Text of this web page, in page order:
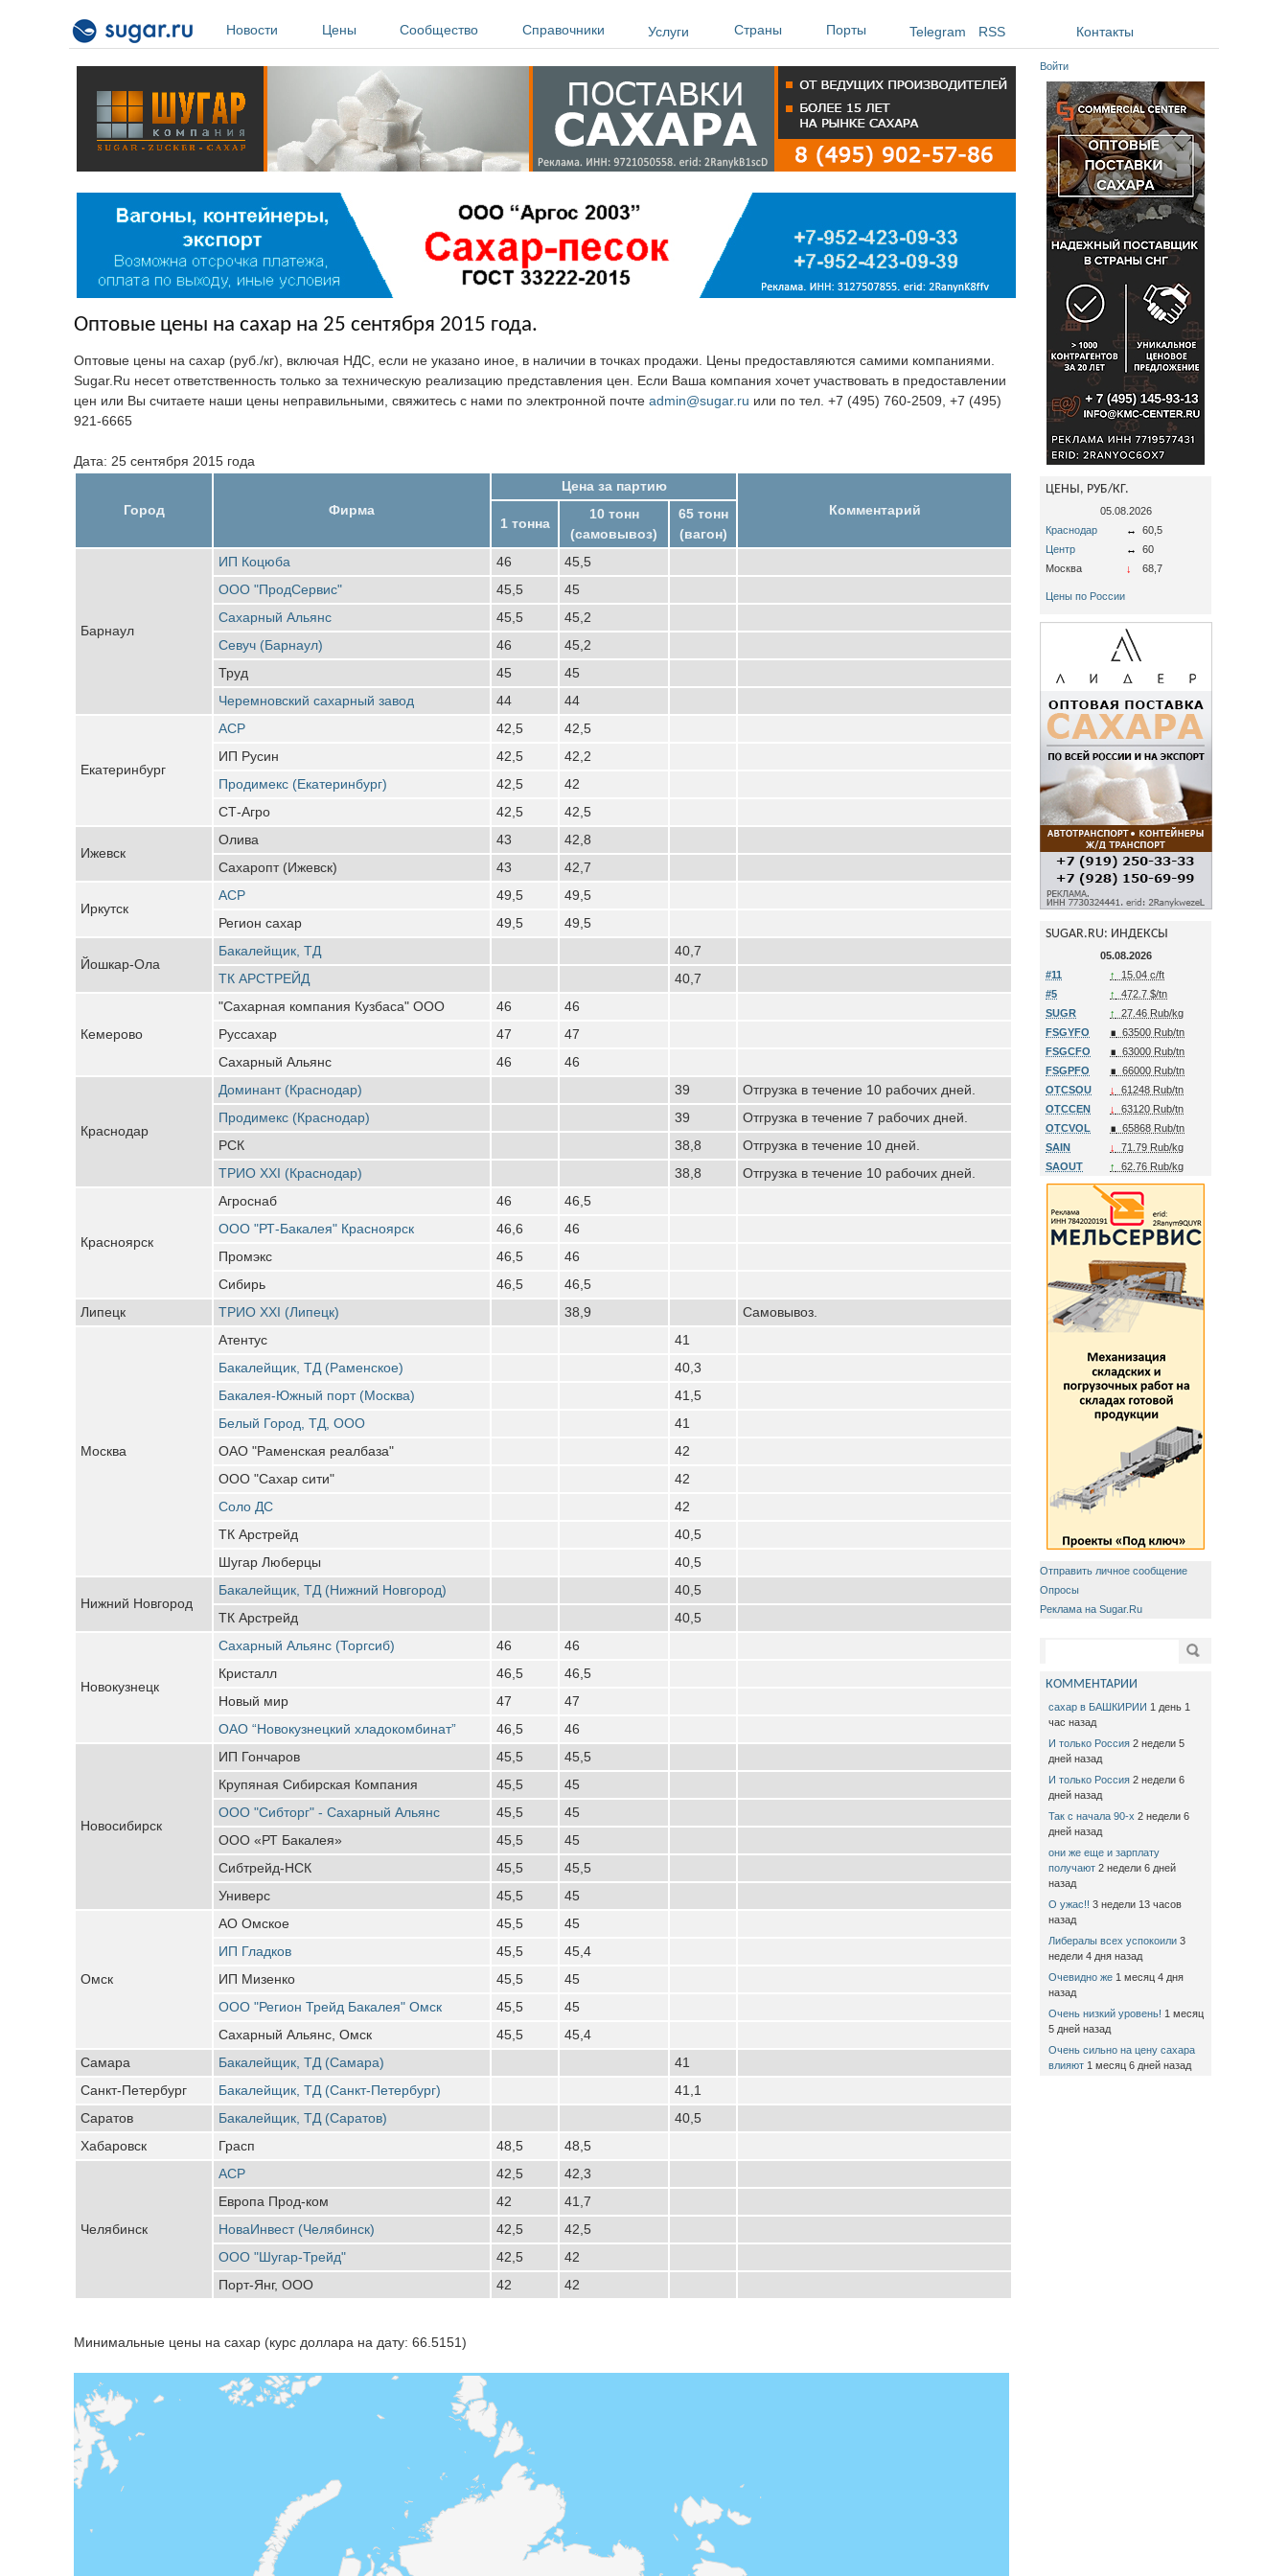
Новости
Цены Сообщество Справочники Услуги Страны Порты Telegram RSS Контакты
Оптовые цены на сахар на 25 сентября 2015 года.
Оптовые цены на сахар (руб./кг), включая НДС, если не указано иное, в наличии в точках продажи. Цены предоставляются самими компаниями.
Sugar.Ru несет ответственность только за техническую реализацию представления цен. Если Ваша компания хочет участвовать в предоставлении
цен или Вы считаете наши цены неправильными, свяжитесь с нами по электронной почте admin@sugar.ru или по тел. +7 (495) 760-2509, +7 (495)
921-6665
Дата: 25 сентября 2015 года
Город Фирма
Цена за партию
Комментарий
1 тонна
10 тонн
(самовывоз)
65 тонн
(вагон)
Барнаул
ИП Коцюба 46
45,5
ООО "ПродСервис"
45,5
45
Сахарный Альянс
45,5
45,2
Севуч (Барнаул)
46
45,2
Труд
45
45
Черемновский сахарный завод
44 44
Екатеринбург
АСР 42,5
42,5
ИП Русин
42,5
42,2
Продимекс (Екатеринбург)
42,5
42
СТ-Агро
42,5 42,5
Ижевск
Олива 43
42,8
Сахаропт (Ижевск)
43 42,7
Иркутск
АСР 49,5
49,5
Регион сахар
49,5 49,5
Йошкар-Ола
Бакалейщик, ТД
40,7
ТК АРСТРЕЙД
40,7
Кемерово
"Сахарная компания Кузбаса" ООО 46
46
Руссахар
47
47
Сахарный Альянс
46 46
Краснодар
Доминант (Краснодар) 39
Отгрузка в течение 10 рабочих дней.
Продимекс (Краснодар)
39
Отгрузка в течение 7 рабочих дней.
РСК
38,8
Отгрузка в течение 10 дней.
ТРИО XXI (Краснодар)
38,8 Отгрузка в течение 10 рабочих дней.
Красноярск
Агроснаб 46
46,5
ООО "РТ-Бакалея" Красноярск
46,6
46
Промэкс
46,5
46
Сибирь
46,5
46,5
Липецк
ТРИО ХХI (Липецк) 38,9 Самовывоз.
Москва
Атентус
41
Бакалейщик, ТД (Раменское)
40,3
Бакалея-Южный порт (Москва)
41,5
Белый Город, ТД, ООО
41
ОАО "Раменская реалбаза"
42
ООО "Сахар сити"
42
Соло ДС
42
ТК Арстрейд
40,5
Шугар Люберцы
40,5
Нижний Новгород
Бакалейщик, ТД (Нижний Новгород)
40,5
ТК Арстрейд
40,5
Новокузнецк
Сахарный Альянс (Торгсиб) 46
46
Кристалл
46,5
46,5
Новый мир
47
47
ОАО “Новокузнецкий хладокомбинат”
46,5 46
Новосибирск
ИП Гончаров 45,5
45,5
Крупяная Сибирская Компания
45,5
45
ООО "Сибторг" - Сахарный Альянс
45,5
45
ООО «РТ Бакалея»
45,5
45
Сибтрейд-НСК
45,5
45,5
Универс
45,5 45
Омск
АО Омское 45,5
45
ИП Гладков
45,5
45,4
ИП Мизенко
45,5
45
ООО "Регион Трейд Бакалея" Омск
45,5
45
Сахарный Альянс, Омск
45,5
45,4
Самара
Бакалейщик, ТД (Самара)
41
Санкт-Петербург
Бакалейщик, ТД (Санкт-Петербург)
41,1
Саратов
Бакалейщик, ТД (Саратов)
40,5
Хабаровск
Грасп 48,5 48,5
Челябинск
АСР 42,5
42,3
Европа Прод-ком
42
41,7
НоваИнвест (Челябинск)
42,5
42,5
ООО "Шугар-Трейд"
42,5
42
Порт-Янг, ООО
42 42
Минимальные цены на сахар (курс доллара на дату: 66.5151)
Войти
ЦЕНЫ, РУБ/КГ.
05.08.2026
Краснодар
↔
60,5
Центр
↔
60
Москва
↓ 68,7
Цены по России
SUGAR.RU: ИНДЕКСЫ
05.08.2026
#11
↑
15.04 c/ft
#5
↑
472.7 $/tn
SUGR
↑
27.46 Rub/kg
FSGYFO
∎ 63500 Rub/tn
FSGCFO
∎ 63000 Rub/tn
FSGPFO
∎ 66000 Rub/tn
OTCSOU
↓
61248 Rub/tn
OTCCEN
↓
63120 Rub/tn
OTCVOL
∎ 65868 Rub/tn
SAIN
↓
71.79 Rub/kg
SAOUT
↑ 62.76 Rub/kg
Отправить личное сообщение
Опросы
Реклама на Sugar.Ru
Поиск
КОММЕНТАРИИ
сахар в БАШКИРИИ 1 день 1
час назад
И только Россия 2 недели 5
дней назад
И только Россия 2 недели 6
дней назад
Так с начала 90-х 2 недели 6
дней назад
они же еще и зарплату
получают 2 недели 6 дней
назад
О ужас!! 3 недели 13 часов
назад
Либералы всех успокоили 3
недели 4 дня назад
Очевидно же 1 месяц 4 дня
назад
Очень низкий уровень! 1 месяц
5 дней назад
Очень сильно на цену сахара
влияют 1 месяц 6 дней назад